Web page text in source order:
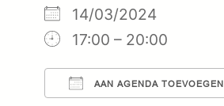
14/03/2024
17:00 – 20:00
AAN AGENDA TOEVOEGEN